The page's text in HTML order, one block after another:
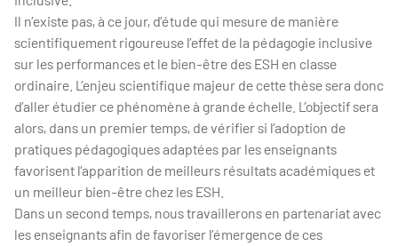
Il n’existe pas, à ce jour, d’étude qui mesure de manière
scientifiquement rigoureuse l’effet de la pédagogie inclusive
sur les performances et le bien-être des ESH en classe
ordinaire. L’enjeu scientifique majeur de cette thèse sera donc
d’aller étudier ce phénomène à grande échelle. L’objectif sera
alors, dans un premier temps, de vérifier si l’adoption de
pratiques pédagogiques adaptées par les enseignants
favorisent l’apparition de meilleurs résultats académiques et
un meilleur bien-être chez les ESH.
Dans un second temps, nous travaillerons en partenariat avec
les enseignants afin de favoriser l’émergence de ces